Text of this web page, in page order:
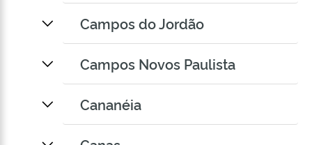
Campos do Jordão
Campos Novos Paulista
Cananéia